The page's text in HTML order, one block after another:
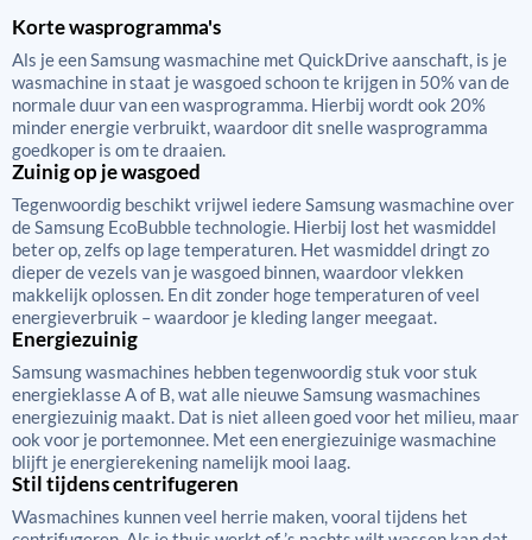
Korte wasprogramma's
Als je een Samsung wasmachine met QuickDrive aanschaft, is je
wasmachine in staat je wasgoed schoon te krijgen in 50% van de
normale duur van een wasprogramma. Hierbij wordt ook 20%
minder energie verbruikt, waardoor dit snelle wasprogramma
goedkoper is om te draaien.
Zuinig op je wasgoed
Tegenwoordig beschikt vrijwel iedere Samsung wasmachine over
de Samsung EcoBubble technologie. Hierbij lost het wasmiddel
beter op, zelfs op lage temperaturen. Het wasmiddel dringt zo
dieper de vezels van je wasgoed binnen, waardoor vlekken
makkelijk oplossen. En dit zonder hoge temperaturen of veel
energieverbruik – waardoor je kleding langer meegaat.
Energiezuinig
Samsung wasmachines hebben tegenwoordig stuk voor stuk
energieklasse A of B, wat alle nieuwe Samsung wasmachines
energiezuinig maakt. Dat is niet alleen goed voor het milieu, maar
ook voor je portemonnee. Met een energiezuinige wasmachine
blijft je energierekening namelijk mooi laag.
Stil tijdens centrifugeren
Wasmachines kunnen veel herrie maken, vooral tijdens het